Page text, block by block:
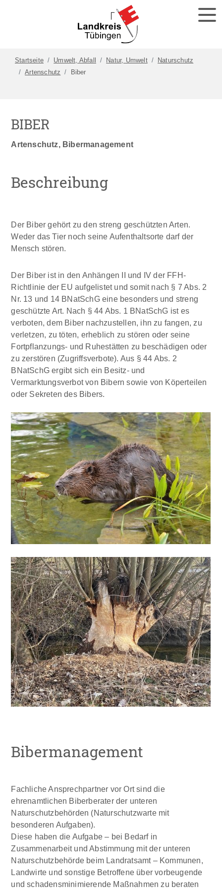
Startseite Umwelt, Abfall Natur, Umwelt
Naturschutz
Artenschutz
Biber
BIBER
Artenschutz, Bibermanagement
Beschreibung
Der Biber gehört zu den streng geschützten Arten.
Weder das Tier noch seine Aufenthaltsorte darf der
Mensch stören.
Der Biber ist in den Anhängen II und IV der FFH-
Richtlinie der EU aufgelistet und somit nach § 7 Abs. 2
Nr. 13 und 14 BNatSchG eine besonders und streng
geschützte Art. Nach § 44 Abs. 1 BNatSchG ist es
verboten, dem Biber nachzustellen, ihn zu fangen, zu
verletzen, zu töten, erheblich zu stören oder seine
Fortpflanzungs- und Ruhestätten zu beschädigen oder
zu zerstören (Zugriffsverbote). Aus § 44 Abs. 2
BNatSchG ergibt sich ein Besitz- und
Vermarktungsverbot von Bibern sowie von Köperteilen
oder Sekreten des Bibers.
Bibermanagement
Fachliche Ansprechpartner vor Ort sind die
ehrenamtlichen Biberberater der unteren
Naturschutzbehörden (Naturschutzwarte mit
besonderen Aufgaben).
Diese haben die Aufgabe – bei Bedarf in
Zusammenarbeit und Abstimmung mit der unteren
Naturschutzbehörde beim Landratsamt – Kommunen,
Landwirte und sonstige Betroffene über vorbeugende
und schadensminimierende Maßnahmen zu beraten